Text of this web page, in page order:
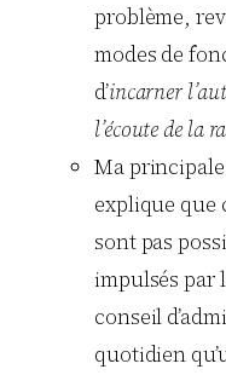
problème,
modes de
d’incarner
l’écoute de la
Ma
explique que
sont pas
impulsés par
conseil
quotidien